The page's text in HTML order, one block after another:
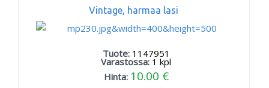
Vintage, harmaa lasi
Tuote: 1147951
Varastossa: 1 kpl
Hinta: 10.00 €